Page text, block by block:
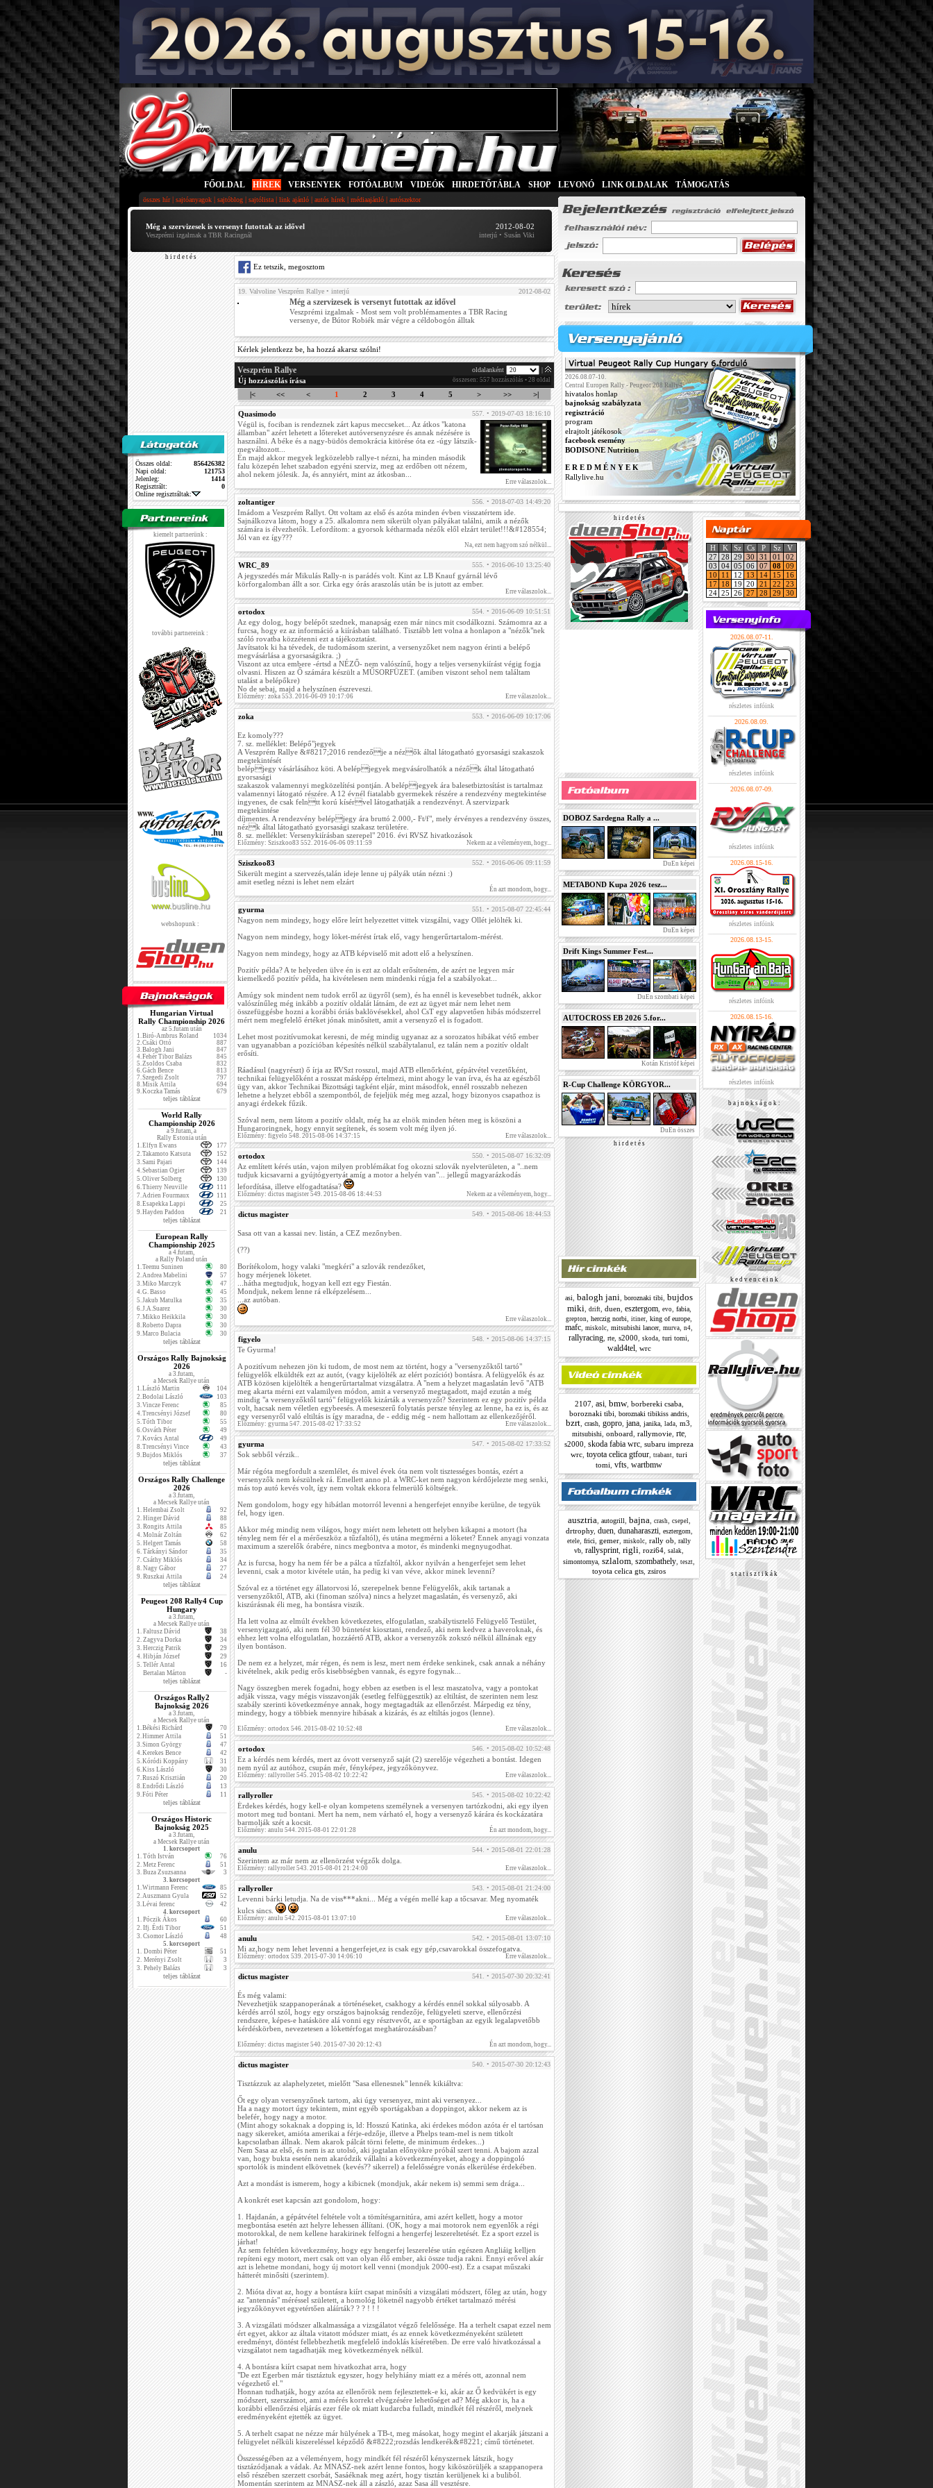
FŐOLDAL HÍREK VERSENYEK FOTÓALBUM VIDEÓK HIRDETŐTÁBLA SHOP LEVONÓ LINK OLDALAK TÁMOGATÁS
összes hír| sajtóanyagok | sajtóblog | sajtólista | link ajánló | autós hírek | médiaajánló | autószektor
Még a szervizesek is versenyt futottak az idővel
Veszprémi izgalmak a TBR Racingnál
2012-08-02
interjú • Susán Viki
h i r d e t é s
Összes oldal:
856426382
Napi oldal:
121753
Jelenleg:
1414
Regisztrált:
0
Online regisztráltak:
kiemelt partnerünk :
további partnereink :
webshopunk :
Hungarian Virtual
Rally Championship 2026
az 5.futam után
1.Biró-Ambrus Roland
1034
2.Csáki Ottó
887
3.Balogh Jani
847
4.Fehér Tibor Balázs
845
5.Zsoldos Csaba
832
6.Gách Bence
813
7.Szegedi Zsolt
797
8.Misik Attila
694
9.Koczka Tamás 679
teljes táblázat
World Rally
Championship 2026
a 9.futam, a
Rally Estonia után
1.Elfyn Ewans
177
2.Takamoto Katsuta
152
3.Sami Pajari
144
4.Sebastian Ogier
139
5.Oliver Solberg
130
6.Thierry Neuville
111
7.Adrien Fourmaux
111
8.Esapekka Lappi
25
9.Hayden Paddon 21
teljes táblázat
European Rally
Championship 2025
a 4.futam,
a Rally Poland után
1.Teemu Suninen
80
2.Andrea Mabelini
57
3.Miko Marczyk
47
4.G. Basso
45
5.Jakub Matulka
35
6.J.A.Suarez
30
7.Mikko Heikkila
30
8.Roberto Dapra
30
9.Marco Bulacia 30
teljes táblázat
Országos Rally Bajnokság
2026
a 3.futam,
a Mecsek Rallye után
1.László Martin
104
2.Bodolai László
103
3.Vincze Ferenc
85
4.Trencsényi József
80
5.Tóth Tibor
55
6.Osváth Péter
49
7.Kovács Antal
49
8.Trencsényi Vince
43
9.Bujdos Miklós 37
teljes táblázat
Országos Rally Challenge
2026
a 3.futam,
a Mecsek Rallye után
1. Helembai Zsolt
92
2. Hinger Dávid
88
3. Rongits Attila
85
4. Molnár Zoltán
62
5. Helgert Tamás
58
6. Tárkányi Sándor
35
7. Csáthy Miklós
34
8. Nagy Gábor
27
9. Ruszkai Attila 24
teljes táblázat
Peugeot 208 Rally4 Cup
Hungary
a 3.futam,
a Mecsek Rallye után
1. Faltusz Dávid
38
2. Zagyva Dorka
34
3. Herczig Patrik
29
4. Hibján József
29
5. Tellér Antal
16
Bertalan Márton
-
teljes táblázat
Országos Rally2
Bajnokság 2026
a 3.futam,
a Mecsek Rallye után
1.Békési Richárd
70
2.Himmer Attila
51
3.Simon György
47
4.Kerekes Bence
42
5.Kóródi Koppány
31
6.Kiss László
30
7.Ruszó Krisztián
20
8.Endrődi László
13
9.Fóti Péter 11
teljes táblázat
Országos Historic
Bajnokság 2025
a 3.futam,
a Mecsek Rallye után
1. korcsoport
1. Tóth István
76
2. Metz Ferenc
51
3. Buza Zsuzsanna
3
3. korcsoport
1.Wirtmann Ferenc
85
2.Auszmann Gyula
52
3.Lévai ferenc
42
4. korcsoport
1. Póczik Ákos
60
2. Ifj. Érdi Tibor
51
3. Csomor László
48
5. korcsoport
1. Dombi Péter
51
2. Merényi Zsolt
3
3. Pehely Balázs 3
teljes táblázat
Ez tetszik, megosztom
19. Valvoline Veszprém Rallye • interjú 2012-08-02
Még a szervizesek is versenyt futottak az idővel
Veszprémi izgalmak - Most sem volt problémamentes a TBR Racing
versenye, de Bútor Robiék már végre a céldobogón álltak
Kérlek jelentkezz be, ha hozzá akarsz szólni!
Veszprém Rallye oldalanként
Új hozzászólás írása összesen: 557 hozzászólás • 28 oldal
|< << < 1 2 3 4 5 > >> >|
Quasimodo 557. • 2019-07-03 18:16:10
Végül is, fociban is rendeznek zárt kapus meccseket... Az átkos "katona
államban" azért lehetett a lőtereket autóversenyzésre és annak nézésére is
használni. A béke és a nagy-büdös demokrácia kitörése óta ez -úgy látszik-
megváltozott...
Én majd akkor megyek legközelebb rallye-t nézni, ha minden második
falu közepén lehet szabadon egyéni szerviz, meg az erdőben ott nézem,
ahol nekem jólesik. Ja, és annyiért, mint az átkosban...
Erre válaszolok...
zoltantiger 556. • 2018-07-03 14:49:20
Imádom a Veszprém Rallyt. Ott voltam az első és azóta minden évben visszatértem ide.
Sajnálkozva látom, hogy a 25. alkalomra nem sikerült olyan pályákat találni, amik a nézők
számára is élvezhetők. Lefordítom: a gyorsok kétharmada nézők elől elzárt terület!!!&#128554;
Jól van ez így???
Na, ezt nem hagyom szó nélkül...
WRC_89 555. • 2016-06-10 13:25:40
A jegyszedés már Mikulás Rally-n is parádés volt. Kint az LB Knauf gyárnál lévő
körforgalomban állt a sor. Cirka egy órás araszolás után be is jutott az ember.
Erre válaszolok...
ortodox 554. • 2016-06-09 10:51:51
Az egy dolog, hogy belépőt szednek, manapság ezen már nincs mit csodálkozni. Számomra az a
furcsa, hogy ez az információ a kiírásban található. Tisztább lett volna a honlapon a "nézők"nek
szóló rovatba közzétenni ezt a tájékoztatást.
Javítsatok ki ha tévedek, de tudomásom szerint, a versenyzőket nem nagyon érinti a belépő
megvásárlása a gyorsaságikra. ;)
Viszont az utca embere -értsd a NÉZŐ- nem valószínű, hogy a teljes versenykiírást végig fogja
olvasni. Hiszen az Ő számára készült a MŰSORFÜZET. (amiben viszont sehol nem találtam
utalást a belépőkre)
No de sebaj, majd a helyszínen észreveszi.
Előzmény: zoka 553. 2016-06-09 10:17:06 Erre válaszolok...
zoka 553. • 2016-06-09 10:17:06
Ez komoly???
7. sz. melléklet: Belépő"jegyek
A Veszprém Rallye &#8217;2016 rendezője a nézők által látogatható gyorsasági szakaszok
megtekintését
belépjegy vásárlásához köti. A belépjegyek megvásárolhatók a nézők által látogatható
gyorsasági
szakaszok valamennyi megközelítési pontján. A belépjegyek ára balesetbiztosítást is tartalmaz
valamennyi látogató részére. A 12 évnél fiatalabb gyermekek részére a rendezvény megtekintése
ingyenes, de csak felntt korú kísérvel látogathatják a rendezvényt. A szervizpark
megtekintése
díjmentes. A rendezvény belépjegy ára bruttó 2.000,- Ft/f", mely érvényes a rendezvény összes,
nézk által látogatható gyorsasági szakasz területére.
8. sz. melléklet: Versenykiírásban szerepel" 2016. évi RVSZ hivatkozások
Előzmény: Sziszkoo83 552. 2016-06-06 09:11:59 Nekem az a véleményem, hogy...
Sziszkoo83 552. • 2016-06-06 09:11:59
Sikerült megint a szervezés,talán ideje lenne uj pályák után nézni :)
amit esetleg nézni is lehet nem elzárt
Én azt mondom, hogy...
gyurma 551. • 2015-08-07 22:45:44
Nagyon nem mindegy, hogy előre leírt helyezettet vittek vizsgálni, vagy Ollét jelölték ki.
Nagyon nem mindegy, hogy löket-mérést írtak elő, vagy hengerűrtartalom-mérést.
Nagyon nem mindegy, hogy az ATB képviselő mit adott elő a helyszínen.
Pozitív példa? A te helyeden ülve én is ezt az oldalt erősíteném, de azért ne legyen már
kiemelkedő pozitív példa, ha kivételesen nem mindenki rúgja fel a szabályokat...
Amúgy sok mindent nem tudok erről az ügyről (sem), és ha ennél is kevesebbet tudnék, akkor
valószínűleg még inkább a pozitív oldalát látnám, de ezt az ügyet már nem lehet nem
összefüggésbe hozni a korábbi óriás baklövésekkel, ahol CsT egy alapvetően hibás módszerrel
mért nem megfelelő értéket jónak minősített, amit a versenyző el is fogadott.
Lehet most pozitívumokat keresni, de még mindig ugyanaz az a sorozatos hibákat vétő ember
van ugyanabban a pozícióban képesítés nélkül szabálytalanul, ez talán nem a pozitív oldalt
erősíti.
Ráadásul (nagyrészt) ő írja az RVSzt rosszul, majd ATB ellenőrként, gépátvétel vezetőként,
technikai felügyelőként a rosszat másképp értelmezi, mint ahogy le van írva, és ha az egészből
ügy van, akkor Technikai Bizottsági tagként eljár, mint másodfok, ennél rosszabb nehezen
lehetne a helyzet ebből a szempontból, de fejeljük még meg azzal, hogy bizonyos csapathoz is
anyagi érdekek fűzik.
Szóval nem, nem látom a pozitív oldalt, még ha az elnök minden héten meg is köszöni a
Hungaroringnek, hogy ennyit segítenek, és sosem volt még ilyen jó.
Előzmény: figyelo 548. 2015-08-06 14:37:15 Erre válaszolok...
ortodox 550. • 2015-08-07 16:32:09
Az említett kérés után, vajon milyen problémákat fog okozni szlovák nyelvterületen, a "..nem
tudjuk kicsavarni a gyújtógyertyát amíg a motor a helyén van"... jellegű magyarázkodás
lefordítása, illetve elfogadtatása?
Előzmény: dictus magister 549. 2015-08-06 18:44:53 Nekem az a véleményem, hogy...
dictus magister 549. • 2015-08-06 18:44:53
Sasa ott van a kassai nev. listán, a CEZ mezőnyben.
(??)
Borítékolom, hogy valaki "megkéri" a szlovák rendezőket,
hogy mérjenek löketet.
...hátha megtudjuk, hogyan kell ezt egy Fiestán.
Mondjuk, nekem lenne rá elképzelésem...
...az autóban.
Erre válaszolok...
figyelo 548. • 2015-08-06 14:37:15
Te Gyurma!
A pozitívum nehezen jön ki tudom, de most nem az történt, hogy a "versenyzőktől tartó"
felügyelők elküldték ezt az autót, (vagy kijelölték az elért pozíciót) bontásra. A felügyelők és az
ATB közösen kijelölték a hengerűrtartalmat vizsgálatra. A "nem a helyzet magaslatán levő "ATB
meg akarta mérni ezt valamilyen módon, amit a versenyző megtagadott, majd ezután a még
mindig "a versenyzőktől tartó" felügyelők kizárták a versenyzőt? Szerintem ez egy pozitív példa
volt, hacsak nem véletlen egybeesés. A meseszerű folytatás persze tényleg az lenne, ha ez is, és az
egy versenyről való eltiltás is így maradna, de - eddig még - nem hallottam az ellenkezőjéről.
Előzmény: gyurma 547. 2015-08-02 17:33:52 Erre válaszolok...
gyurma 547. • 2015-08-02 17:33:52
Sok sebből vérzik..
Már régóta megfordult a szemlélet, és mivel évek óta nem volt tisztességes bontás, ezért a
versenyzők nem készülnek rá. Emellett anno pl. a WRC-ket nem nagyon kérdőjelezte meg senki,
más top autó kevés volt, így nem voltak ekkora felmerülő költségek.
Nem gondolom, hogy egy hibátlan motorról levenni a hengerfejet ennyibe kerülne, de tegyük
fel, hogy igen.
Akkor még mindig nem világos, hogy miért nem lehetett ott helyben kikapni a motort (ha
tényleg nem fér el a mérőeszköz a tűzfaltól), és utána megmérni a löketet? Ennek anyagi vonzata
maximum a szerelők órabére, nincs megbontva a motor, és mindenki megnyugodhat.
Az is furcsa, hogy ha nem fér be a pálca a tűzfaltól, akkor nyilván a hengerfejet sem lehet
levenni, csak a motor kivétele után, ha pedig ki van véve, akkor minek levenni?
Szóval ez a történet egy állatorvosi ló, szerepelnek benne Felügyelők, akik tartanak a
versenyzőktől, ATB, aki (finoman szólva) nincs a helyzet magaslatán, és versenyző, aki
kiszúrásnak éli meg, ha bontásra viszik.
Ha lett volna az elmúlt években következetes, elfogulatlan, szabálytisztelő Felügyelő Testület,
versenyigazgató, aki nem fél 30 büntetést kiosztani, rendező, aki nem kedvez a haveroknak, és
ehhez lett volna elfogulatlan, hozzáértő ATB, akkor a versenyzők zokszó nélkül állnának egy
ilyen bontáson.
De nem ez a helyzet, már régen, és nem is lesz, mert nem érdeke senkinek, csak annak a néhány
kivételnek, akik pedig erős kisebbségben vannak, és egyre fogynak...
Nagy összegben merek fogadni, hogy ebben az esetben is el lesz maszatolva, vagy a pontokat
adják vissza, vagy mégis visszavonják (esetleg felfüggesztik) az eltiltást, de szerinten nem lesz
szabály szerinti következménye annak, hogy megtagadták az ellenőrzést. Márpedig ez tény,
mindegy, hogy a többiek mennyire hibásak a kizárás, és az eltiltás jogos (lenne).
Előzmény: ortodox 546. 2015-08-02 10:52:48 Erre válaszolok...
ortodox 546. • 2015-08-02 10:52:48
Ez a kérdés nem kérdés, mert az óvott versenyző saját (2) szerelője végezheti a bontást. Idegen
nem nyúl az autóhoz, csupán mér, fényképez, jegyzőkönyvez.
Előzmény: rallyroller 545. 2015-08-02 10:22:42 Erre válaszolok...
rallyroller 545. • 2015-08-02 10:22:42
Érdekes kérdés, hogy kell-e olyan kompetens személynek a versenyen tartózkodni, aki egy ilyen
motort meg tud bontani. Mert ha nem, nem várható el, hogy a versenyző kárára és kockázatára
barmolják szét a kocsit.
Előzmény: anulu 544. 2015-08-01 22:01:28 Én azt mondom, hogy...
anulu 544. • 2015-08-01 22:01:28
Szerintem az már nem az ellenörzést végzők dolga.
Előzmény: rallyroller 543. 2015-08-01 21:24:00 Erre válaszolok...
rallyroller 543. • 2015-08-01 21:24:00
Levenni bárki letudja. Na de viss***akni... Még a végén mellé kap a tőcsavar. Meg nyomaték
kulcs sincs.
Előzmény: anulu 542. 2015-08-01 13:07:10 Erre válaszolok...
anulu 542. • 2015-08-01 13:07:10
Mi az,hogy nem lehet levenni a hengerfejet,ez is csak egy gép,csavarokkal összefogatva.
Előzmény: ortodox 539. 2015-07-30 14:06:10 Erre válaszolok...
dictus magister 541. • 2015-07-30 20:32:41
És még valami:
Nevezhetjük szappanoperának a történéseket, csakhogy a kérdés ennél sokkal súlyosabb. A
kérdés arról szól, hogy egy országos bajnokság rendezője, felügyeleti szerve, ellenőrzési
rendszere, képes-e hatásköre alá vonni egy résztvevőt, az e sportágban az egyik legalapvetőbb
kérdéskörben, nevezetesen a lökettérfogat meghatározásában?
Előzmény: dictus magister 540. 2015-07-30 20:12:43 Én azt mondom, hogy...
dictus magister 540. • 2015-07-30 20:12:43
Tisztázzuk az alaphelyzetet, mielőtt "Sasa ellenesnek" lennék kikiáltva:
Őt egy olyan versenyzőnek tartom, aki úgy versenyez, mint aki versenyez...
Ha a nagy motort úgy tekintem, mint egyéb sportágakban a doppingot, akkor nekem az is
belefér, hogy nagy a motor.
(Mint ahogy sokaknak a dopping is, ld: Hosszú Katinka, aki érdekes módon azóta ér el tartósan
nagy sikereket, amióta amerikai a férje-edzője, illetve a Phelps team-mel is nem titkolt
kapcsolatban állnak. Nem akarok pálcát törni felette, de minimum érdekes...)
Nem Sasa az első, és nem is az utolsó, aki jogtalan előnyökre próbál szert tenni. A bajom azzal
van, hogy bukta esetén nem akaródzik vállalni a következményeket, ahogy a doppingoló
sportolók is mindent elkövetnek (kevés?? sikerrel) a felelősségre vonás elkerülése érdekében.
Azt a mondást is ismerem, hogy a kibicnek (mondjuk, akár nekem is) semmi sem drága...
A konkrét eset kapcsán azt gondolom, hogy:
1. Hajdanán, a gépátvétel feltétele volt a tömítésgarnitúra, ami azért kellett, hogy a motor
megbontása esetén azt helyre lehessen állítani. (OK, hogy a mai motorok nem egyenlők a régi
motorokkal, de nem kellene harakirinek felfogni a hengerfej leszereltetését. Ez a sport ezzel is
járhat!
Az sem feltétlen következmény, hogy egy hengerfej leszerelése után egészen Angliáig kelljen
repíteni egy motort, mert csak ott van olyan élő ember, aki össze tudja rakni. Ennyi erővel akár
azt is lehetne mondani, hogy új motort kell venni (mondjuk 2000-est). Ez a csapat műszaki
hátterét minősíti (szerintem).
2. Mióta divat az, hogy a bontásra kiírt csapat minősíti a vizsgálati módszert, főleg az után, hogy
az "antennás" méréssel született, a homológ löketnél nagyobb értéket tartalmazó mérési
jegyzőkönyvet egyetértően aláírták? ? ? ! ! !
3. A vizsgálati módszer alkalmassága a vizsgálatot végző felelőssége. Ha a terhelt csapat ezzel nem
ért egyet, akkor az általa vitatott módszer miatt, és az ennek következményeként született
eredményt, döntést fellebbezhetik megfelelő indoklás kíséretében. De erre való hivatkozással a
vizsgálatot nem tagadhatják meg következmények nélkül.
4. A bontásra kiírt csapat nem hivatkozhat arra, hogy
"De ezt Egerben már tisztáztuk egyszer, hogy helyhiány miatt ez a mérés ott, azonnal nem
végezhető el."
Honnan tudhatják, hogy azóta az ellenőrök nem fejlesztettek-e ki, akár az Ő kedvükért is egy
módszert, szerszámot, ami a mérés korrekt elvégzésére lehetőséget ad? Még akkor is, ha a
korábbi ellenőrzési eljárás ezer féle ok miatt kudarcba fulladt, mindkét fél részéről, melynek
eredményeként ejtették az ügyet.
5. A terhelt csapat ne nézze már hülyének a TB-t, meg másokat, hogy megint el akarják játszani a
felügyelet nélküli kiszereléssel képződő &#8222;rozsdás lendkerék&#8221; című történetet.
Összességében az a véleményem, hogy mindkét fél részéről kényszernek látszik, hogy
tisztázódjanak a vádak. Az MNASZ-nek azért lenne fontos, hogy kiköszörüljék a szappanopera
első részében szerzett csorbát, Sasáéknak meg azért, hogy tisztán kerüljenek ki a buliból.
Momentán szerintem az MNASZ-nek áll a zászló, azaz Sasa áll vesztésre.
2026.08.07-10.
Central Europen Rally - Peugeot 208 Rally4
hivatalos honlap
bajnokság szabályzata
regisztráció
program
elrajtolt játékosok
facebook esemény
BODISONE Nutrition
E R E D M É N Y E K
Rallylive.hu
h i r d e t é s
DOBOZ Sardegna Rally a ...
DuEn képei
METABOND Kupa 2026 tesz...
DuEn képei
Drift Kings Summer Fest...
DuEn szombati képei
AUTOCROSS EB 2026 5.for...
Kotán Kristóf képei
R-Cup Challenge KÖRGYOR...
DuEn összes
h i r d e t é s
asi balogh jani boroznaki tibi
bujdos
miki
drift, duen esztergom, evo, fabia,
grepton herczig norbi itiner king of europe
mafc miskolc mitsubishi lancer, murva n4
rallyracing rte s2000 skoda turi tomi
wald4tel wrc
2107, asi, bmw, borbereki csaba,
boroznaki tibi
boroznaki tibikiss andris,
bzrt crash gopro jana janika lada m3
mitsubishi onboard rallymovie, rte,
s2000 skoda fabia wrc subaru impreza
wrc toyota celica gtfour trabant turi
tomi vfts wartbmw
ausztria autogrill bajna crash csepel
drtrophy, duen, dunaharaszti, esztergom
etele frici gemer miskolc rally ob
rally
vb rallysprint rigli rozi64 salak
simontornya szlalom szombathely teszt
toyota celica gts zsiros
H K Sz Cs P Sz
V
27 28 29 30 31 01
02
03 04 05 06 07 08 09
10
11 12 13 14 15
16
17
18 19 20 21 22
23
24 25 26 27 28 29 30
2026.08.07-11.
részletes infóink
2026.08.09.
részletes infóink
2026.08.07-09.
részletes infóink
2026.08.15-16.
részletes infóink
2026.08.13-15.
részletes infóink
2026.08.15-16.
részletes infóink
b a j n o k s á g o k :
k e d v e n c e i n k
s t a t i s z t i k á k